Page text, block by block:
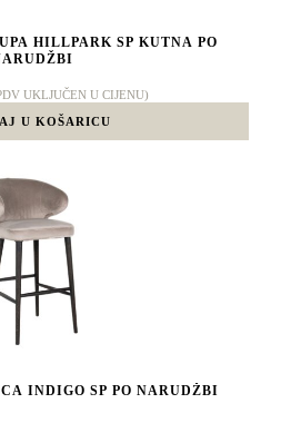
HILLPARK SP KUTNA PO
UKLJUČEN U CIJENU)
U KOŠARICU
INDIGO SP PO NARUDŽBI